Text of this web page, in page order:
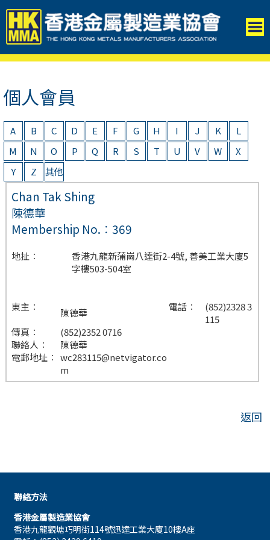
個人會員
A B C D E F G H I J K
L
M
N O P Q R S T U V W
X
Y
Z 其他
Chan Tak Shing
陳德華
Membership No.︰369
地扯︰
香港九龍新蒲崗八達街2-4號, 善美工業大廈5
字樓503-504室
東主︰ 陳德華 電話︰
(852)2328 3
115
傳真︰
(852)2352 0716
聯絡人︰
陳德華
電郵地址︰ wc283115@netvigator.co
m
返回
聯絡方法
香港金屬製造業協會
香港九龍觀塘巧明街114號迅達工業大廈10樓A座